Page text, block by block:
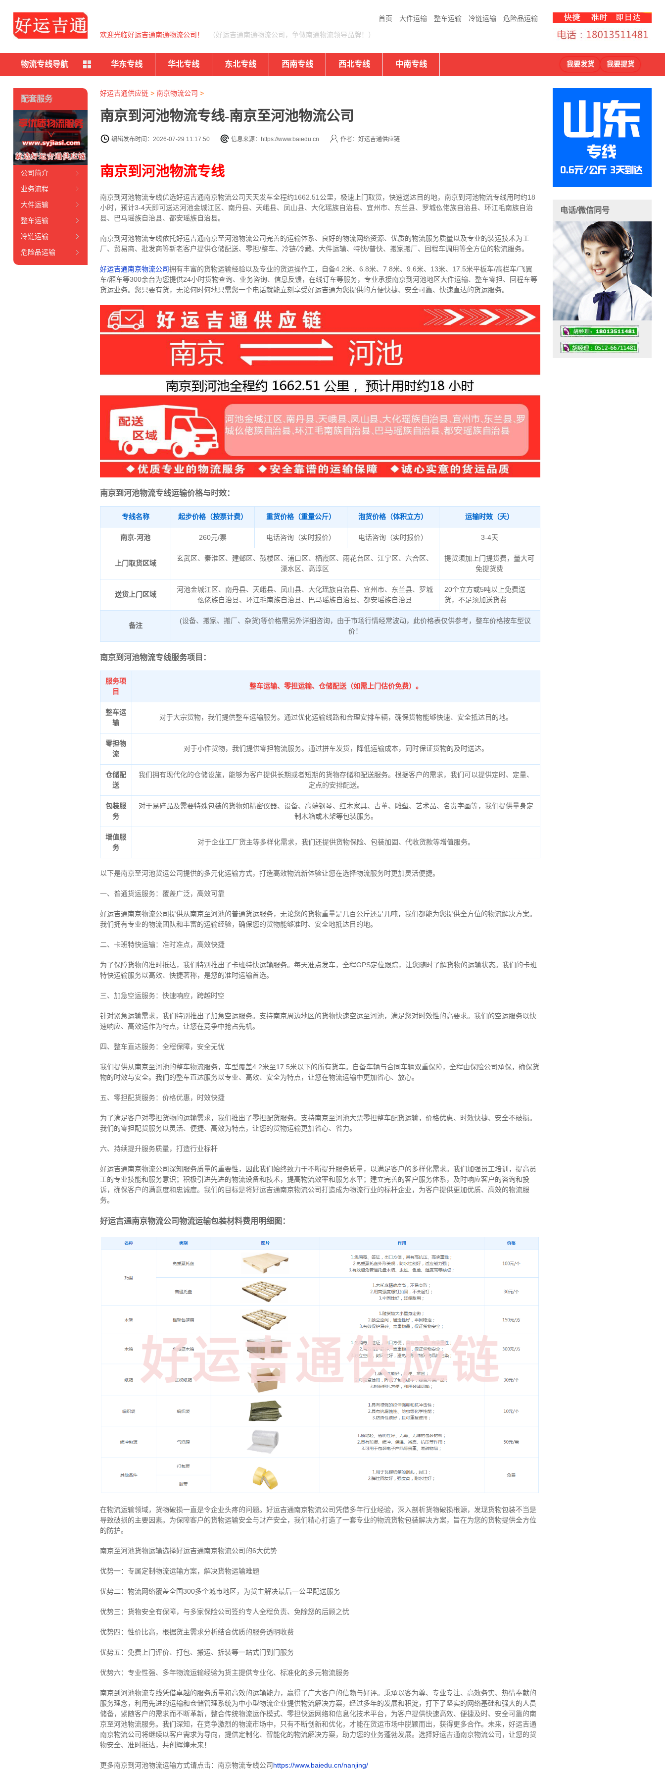
首页 大件运输 整车运输 冷链运输 危险品运输
欢迎光临好运吉通南通物流公司！ （好运吉通南通物流公司，争做南通物流领导品牌！）
物流专线导航 华东专线 华北专线 东北专线 西南专线 西北专线 中南专线 我要发货 我要提货
好运吉通供应链> 南京物流公司 >
南京到河池物流专线-南京至河池物流公司
编辑发布时间：2026-07-29 11:17:50 信息来源：https://www.baiedu.cn 作者：好运吉通供应链
南京到河池物流专线
南京到河池物流专线优选好运吉通南京物流公司天天发车全程约1662.51公里， 极速上门取货，快速送达目的地，南京到河池物流专线用时约18
小时，预计3-4天即可送达河池金城江区、南丹县、天峨县、凤山县、大化瑶族自治县、宜州市、东兰县、罗城仫佬族自治县、环江毛南族自治
县、巴马瑶族自治县、都安瑶族自治县。
南京到河池物流专线依托好运吉通南京至河池物流公司完善的运输体系、良好的物流网络资源、优质的物流服务质量以及专业的装运技术为工
厂、贸易商、批发商等新老客户提供仓储配送、零担/整车、冷链/冷藏、大件运输、特快/普快、搬家搬厂、回程车调用等全方位的物流服务。
好运吉通南京物流公司拥有丰富的货物运输经验以及专业的货运操作工，自备4.2米、6.8米、7.8米、9.6米、13米、17.5米平板车/高栏车/飞翼
车/厢车等300余台为您提供24小时货物查询、业务咨询、信息反馈，在线订车等服务， 专业承接南京到河池地区大件运输、整车零担、回程车等
货运业务。 您只要有货，无论何时何地只需您一个电话就能立刻享受好运吉通为您提供的方便快捷、安全可靠、快速直达的货运服务。
南京到河池物流专线运输价格与时效：
专线名称 起步价格（按票计费） 重货价格（重量公斤） 泡货价格（体积立方） 运输时效（天）
南京-河池 260元/票 电话咨询（实时报价） 电话咨询（实时报价） 3-4天
上门取货区域
玄武区、秦淮区、建邺区、鼓楼区、浦口区、栖霞区、雨花台区、江宁区、六合区、
溧水区、高淳区
提货须加上门提货费，量大可
免提货费
送货上门区域
河池金城江区、南丹县、天峨县、凤山县、大化瑶族自治县、宜州市、东兰县、罗城
仫佬族自治县、环江毛南族自治县、巴马瑶族自治县、都安瑶族自治县
20个立方或5吨以上免费送
货，不足须加送货费
备注
(设备、搬家、搬厂、杂货)等价格需另外详细咨询，由于市场行情经常波动，此价格表仅供参考，整车价格按车型议
价！
南京到河池物流专线服务项目：
服务项
目
整车运输、零担运输、仓储配送（如需上门估价免费）。
整车运
输
对于大宗货物，我们提供整车运输服务。通过优化运输线路和合理安排车辆，确保货物能够快速、安全抵达目的地。
零担物
流
对于小件货物，我们提供零担物流服务。通过拼车发货，降低运输成本，同时保证货物的及时送达。
仓储配
送
我们拥有现代化的仓储设施，能够为客户提供长期或者短期的货物存储和配送服务。根据客户的需求，我们可以提供定时、定量、
定点的安排配送。
包装服
务
对于易碎品及需要特殊包装的货物如精密仪器、设备、高端钢琴、红木家具、古董、雕塑、艺术品、名贵字画等，我们提供量身定
制木箱或木架等包装服务。
增值服
务
对于企业工厂货主等多样化需求，我们还提供货物保险、包装加固、代收货款等增值服务。
以下是南京至河池货运公司提供的多元化运输方式，打造高效物流新体验让您在选择物流服务时更加灵活便捷。
一、普通货运服务：覆盖广泛，高效可靠
好运吉通南京物流公司提供从南京至河池的普通货运服务，无论您的货物重量是几百公斤还是几吨，我们都能为您提供全方位的物流解决方案。
我们拥有专业的物流团队和丰富的运输经验，确保您的货物能够准时、安全地抵达目的地。
二、卡班特快运输：准时准点，高效快捷
为了保障货物的准时抵达，我们特别推出了卡班特快运输服务。每天准点发车，全程GPS定位跟踪，让您随时了解货物的运输状态。我们的卡班
特快运输服务以高效、快捷著称，是您的准时运输首选。
三、加急空运服务：快速响应，跨越时空
针对紧急运输需求，我们特别推出了加急空运服务。支持南京周边地区的货物快速空运至河池，满足您对时效性的高要求。我们的空运服务以快
速响应、高效运作为特点，让您在竞争中抢占先机。
四、整车直达服务：全程保障，安全无忧
我们提供从南京至河池的整车物流服务，车型覆盖4.2米至17.5米以下的所有货车。自备车辆与合同车辆双重保障，全程由保险公司承保，确保货
物的时效与安全。我们的整车直达服务以专业、高效、安全为特点，让您在物流运输中更加省心、放心。
五、零担配货服务：价格优惠，时效快捷
为了满足客户对零担货物的运输需求，我们推出了零担配货服务。支持南京至河池大票零担整车配货运输，价格优惠、时效快捷、安全不破损。
我们的零担配货服务以灵活、便捷、高效为特点，让您的货物运输更加省心、省力。
六、持续提升服务质量，打造行业标杆
好运吉通南京物流公司深知服务质量的重要性，因此我们始终致力于不断提升服务质量，以满足客户的多样化需求。我们加强员工培训，提高员
工的专业技能和服务意识；积极引进先进的物流设备和技术，提高物流效率和服务水平；建立完善的客户服务体系，及时响应客户的咨询和投
诉，确保客户的满意度和忠诚度。我们的目标是将好运吉通南京物流公司打造成为物流行业的标杆企业，为客户提供更加优质、高效的物流服
务。
好运吉通南京物流公司物流运输包装材料费用明细图：
在物流运输领域，货物破损一直是令企业头疼的问题。好运吉通南京物流公司凭借多年行业经验，深入剖析货物破损根源，发现货物包装不当是
导致破损的主要因素。为保障客户的货物运输安全与财产安全，我们精心打造了一套专业的物流货物包装解决方案，旨在为您的货物提供全方位
的防护。
南京至河池货物运输选择好运吉通南京物流公司的6大优势
优势一：专属定制物流运输方案，解决货物运输难题
优势二：物流网络覆盖全国300多个城市地区，为货主解决最后一公里配送服务
优势三：货物安全有保障，与多家保险公司签约专人全程负责、免除您的后顾之忧
优势四：性价比高，根据货主需求分析结合优质的服务透明收费
优势五：免费上门评价、打包、搬运、拆装等一站式门到门服务
优势六：专业性强、多年物流运输经验为货主提供专业化、标准化的多元物流服务
南京到河池物流专线凭借卓越的服务质量和高效的运输能力，赢得了广大客户的信赖与好评。 秉承以客为尊、专业专注、高效务实、热情奉献的
服务理念，利用先进的运输和仓储管理系统为中小型物流企业提供物流解决方案，经过多年的发展和积淀，打下了坚实的网络基础和强大的人员
储备，紧随客户的需求而不断革新，整合传统物流运作模式、零担快运网络和信息化技术平台，为客户提供快速高效、便捷及时、安全可靠的南
京至河池物流服务。 我们深知，在竞争激烈的物流市场中，只有不断创新和优化，才能在货运市场中脱颖而出，获得更多合作。 未来，好运吉通
南京物流公司将继续以客户需求为导向，提供定制化、智能化的物流解决方案，助力您的业务蓬勃发展。选择好运吉通南京物流公司，让您的货
物安全、准时抵达，共创辉煌未来！
更多南京到河池物流运输方式请点击：南京物流专线公司https://www.baiedu.cn/nanjing/
配套服务
公司简介
业务流程
大件运输
整车运输
冷链运输
危险品运输
电话/微信同号